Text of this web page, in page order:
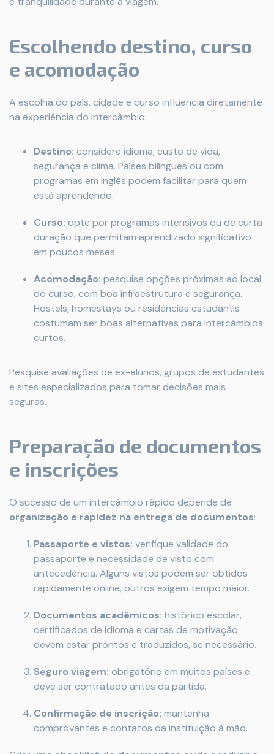
Escolhendo destino, curso
e acomodação
A escolha do país, cidade e curso influencia diretamente
na experiência do intercâmbio:
Destino: considere idioma, custo de vida,
segurança e clima. Países bilíngues ou com
programas em inglês podem facilitar para quem
está aprendendo.
Curso: opte por programas intensivos ou de curta
duração que permitam aprendizado significativo
em poucos meses.
Acomodação: pesquise opções próximas ao local
do curso, com boa infraestrutura e segurança.
Hostels, homestays ou residências estudantis
costumam ser boas alternativas para intercâmbios
curtos.
Pesquise avaliações de ex-alunos, grupos de estudantes
e sites especializados para tomar decisões mais
seguras.
Preparação de documentos
e inscrições
O sucesso de um intercâmbio rápido depende de
organização e rapidez na entrega de documentos:
Passaporte e vistos: verifique validade do
passaporte e necessidade de visto com
antecedência. Alguns vistos podem ser obtidos
rapidamente online, outros exigem tempo maior.
Documentos acadêmicos: histórico escolar,
certificados de idioma e cartas de motivação
devem estar prontos e traduzidos, se necessário.
Seguro viagem: obrigatório em muitos países e
deve ser contratado antes da partida.
Confirmação de inscrição: mantenha
comprovantes e contatos da instituição à mão.